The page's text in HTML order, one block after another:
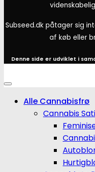
Subseed.dk påtager sig
af køb eller
Denne side er udviklet i
Alle Cannabisfrø
Cannabis